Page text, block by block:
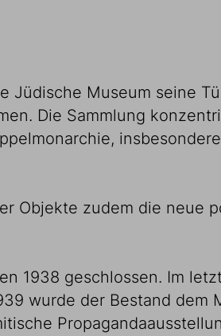
Jüdische Museum seine
Die Sammlung
Objekte zudem die neue
1938 geschlossen. Im
wurde der Bestand dem